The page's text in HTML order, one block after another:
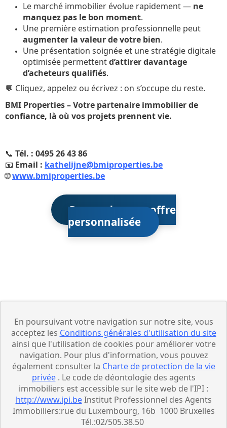
Le marché immobilier évolue rapidement — ne
manquez pas le bon moment.
Une première estimation professionnelle peut
augmenter la valeur de votre bien.
Une présentation soignée et une stratégie digitale
optimisée permettentd’attirer davantage
d’acheteurs qualifiés.
💬 Cliquez, appelez ou écrivez : on s’occupe du reste.
BMI Properties – Votre partenaire immobilier de
confiance, là où vos projets prennent vie.
📞 Tél. : 0495 26 43 86
📧 Email : kathelijne@bmiproperties.be
🌐www.bmiproperties.be
Demandez une offre
personnalisée
En poursuivant votre navigation sur notre site, vous
acceptez les Conditions générales d'utilisation du site
ainsi que l'utilisation de cookies pour améliorer votre
navigation. Pour plus d'information, vous pouvez
également consulter la Charte de protection de la vie
privée. Le code de déontologie des agents
immobiliers est accessible sur le site web de l'IPI :
http://www.ipi.beInstitut Professionnel des Agents
Immobiliers:rue du Luxembourg, 16b 1000 Bruxelles
Tél.:02/505.38.50